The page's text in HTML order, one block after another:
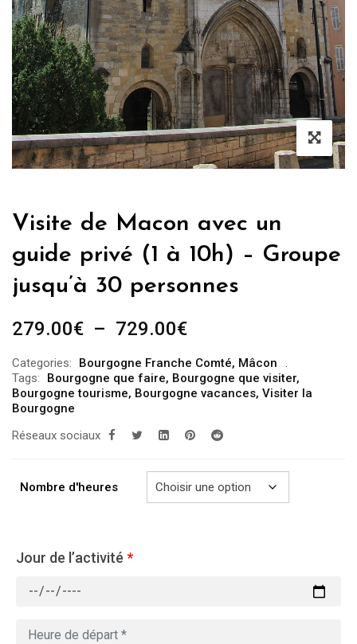
Visite de Macon avec un
guide privé (1 à 10h) – Groupe
jusqu’à 30 personnes
279.00€ – 729.00€Plage
prix :
279.00€
729.00€
Categories: Bourgogne Franche Comté, Mâcon
Tags:
Bourgogne que faire, Bourgogne que visiter,
Bourgogne tourisme, Bourgogne vacances, Visiter la
Bourgogne
Réseaux sociaux
Nombre d'heures
Jour de l’activité *